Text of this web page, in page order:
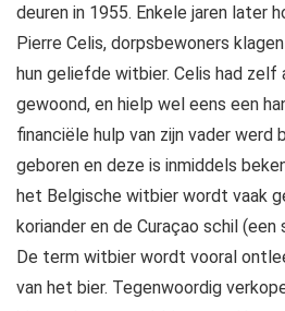
deuren in 1955. Enkele jaren later
Pierre Celis, dorpsbewoners
hun geliefde witbier. Celis had zelf
gewoond, en hielp wel eens een
financiële hulp van zijn vader werd
geboren en deze is inmiddels
het Belgische witbier wordt vaak
koriander en de Curaçao schil
De term witbier wordt vooral
van het bier. Tegenwoordig